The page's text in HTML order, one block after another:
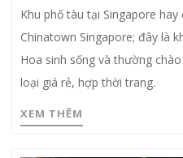
Khu phố tàu tại Singapore
Chinatown Singapore; đây là
Hoa sinh sống và thường
loại giá rẻ, hợp thời trang.
XEM THÊM